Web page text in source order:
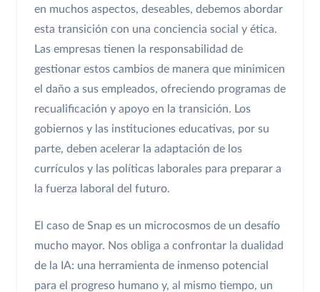
en muchos aspectos, deseables, debemos abordar
esta transición con una conciencia social y ética.
Las empresas tienen la responsabilidad de
gestionar estos cambios de manera que minimicen
el daño a sus empleados, ofreciendo programas de
recualificación y apoyo en la transición. Los
gobiernos y las instituciones educativas, por su
parte, deben acelerar la adaptación de los
currículos y las políticas laborales para preparar a
la fuerza laboral del futuro.
El caso de Snap es un microcosmos de un desafío
mucho mayor. Nos obliga a confrontar la dualidad
de la IA: una herramienta de inmenso potencial
para el progreso humano y, al mismo tiempo, un